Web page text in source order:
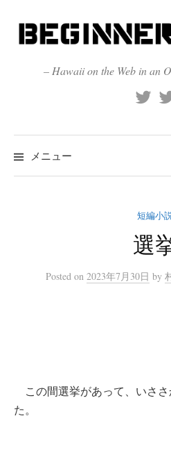
ン
テ
キ
ッ
プ
– Hawaii on the Web in an
メニュー
短編小
選
Posted on 2023年7月30日 by
この間選挙があって、いさ
た。